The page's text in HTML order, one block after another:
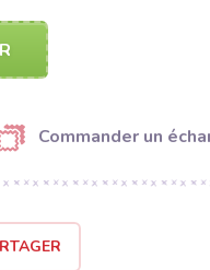
Commander un